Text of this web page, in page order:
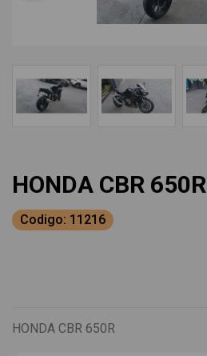
HONDA CBR 650R
Codigo: 11216
HONDA CBR 650R